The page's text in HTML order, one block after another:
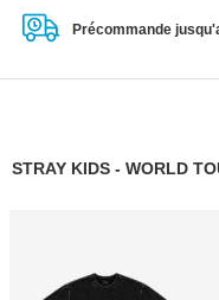
Précommande
STRAY KIDS - WORLD